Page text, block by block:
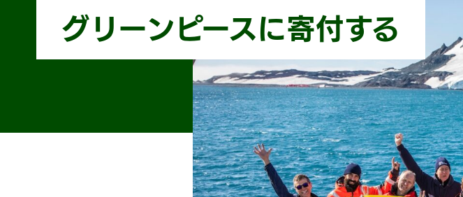
グリーンピースに寄付する